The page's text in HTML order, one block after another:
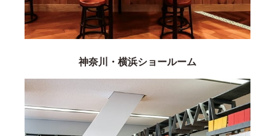
神奈川・横浜ショールーム